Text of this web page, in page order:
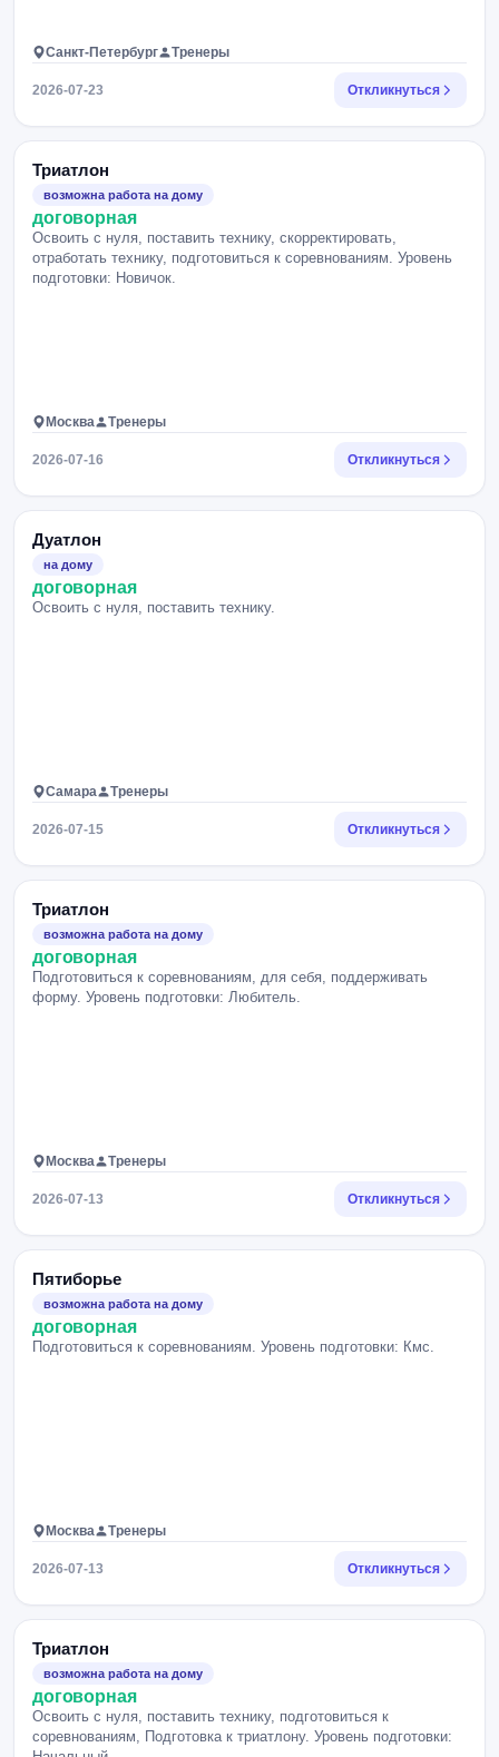
Санкт-Петербург Тренеры
2026-07-23 Откликнуться
Триатлон
возможна работа на дому
договорная
Освоить с нуля, поставить технику, скорректировать,
отработать технику, подготовиться к соревнованиям. Уровень
подготовки: Новичок.
Москва Тренеры
2026-07-16 Откликнуться
Дуатлон
на дому
договорная
Освоить с нуля, поставить технику.
Самара Тренеры
2026-07-15 Откликнуться
Триатлон
возможна работа на дому
договорная
Подготовиться к соревнованиям, для себя, поддерживать
форму. Уровень подготовки: Любитель.
Москва Тренеры
2026-07-13 Откликнуться
Пятиборье
возможна работа на дому
договорная
Подготовиться к соревнованиям. Уровень подготовки: Кмс.
Москва Тренеры
2026-07-13 Откликнуться
Триатлон
возможна работа на дому
договорная
Освоить с нуля, поставить технику, подготовиться к
соревнованиям, Подготовка к триатлону. Уровень подготовки: